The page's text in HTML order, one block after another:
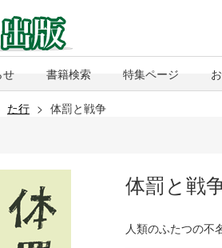
せ 書籍検索 特集ページ
た行 > 体罰と戦争
体罰と戦
人類のふたつの不